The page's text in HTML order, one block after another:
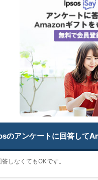
のアンケートに回答して
しなくてもOKです。